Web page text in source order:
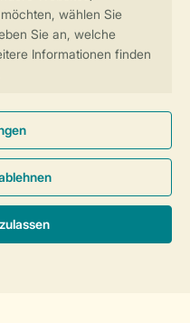
Einstellungen